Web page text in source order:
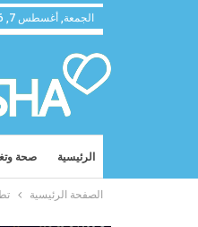
الجمعة, أغسطس 7, 2026
الرئيسية صحة
الصفحة الرئيسية